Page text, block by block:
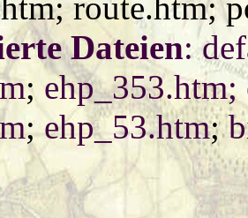
route.htm;
Dateien:
;
;ehp_53.htm;